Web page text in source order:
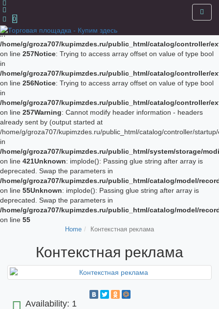
Notice
/home/g/groza707/kupimzdes.ru/public_html/catalog/controller/
on line
in
/home/g/groza707/kupimzdes.ru/public_html/catalog/controller/
on line 257Notice: Trying to access array offset on value of type bool
in
/home/g/groza707/kupimzdes.ru/public_html/catalog/controller/
on line 256Notice: Trying to access array offset on value of type bool
in
/home/g/groza707/kupimzdes.ru/public_html/catalog/controller/
on line 257Warning: Cannot modify header information - headers
already sent by (output started at
/home/g/groza707/kupimzdes.ru/public_html/catalog/controller/
in
/home/g/groza707/kupimzdes.ru/public_html/system/storage/
on line 421Unknown: implode(): Passing glue string after array is
deprecated. Swap the parameters in
/home/g/groza707/kupimzdes.ru/public_html/catalog/model/
on line 55Unknown: implode(): Passing glue string after array is
deprecated. Swap the parameters in
/home/g/groza707/kupimzdes.ru/public_html/catalog/model/
on line 55
0
Home Контекстная реклама
Контекстная реклама
Availability: 1